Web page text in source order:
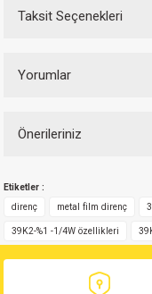
Taksit Seçenekleri
Yorumlar
Önerileriniz
yetersiz gördüğünüz
iletebilirsiniz.
Etiketler :
direnç
metal film direnç
39K2-%1 -1/4W özellikleri